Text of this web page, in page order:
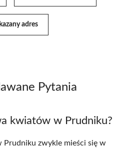
adres
Pytania
kwiatów w Prudniku?
zwykle mieści się w